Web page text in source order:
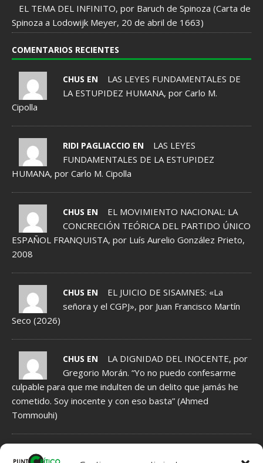
EL TEMA DEL INFINITO, por Baruch de Spinoza (Carta de
Spinoza a Lodowijk Meyer, 20 de abril de 1663)
COMENTARIOS RECIENTES
CHUS EN
LAS LEYES FUNDAMENTALES DE
LA ESTUPIDEZ HUMANA, por Carlo M.
Cipolla
RIDI PAGLIACCIO EN
LAS LEYES
FUNDAMENTALES DE LA ESTUPIDEZ
HUMANA, por Carlo M. Cipolla
CHUS EN
EL MOVIMIENTO NACIONAL: LA
CONCRECIÓN TEÓRICA DEL PARTIDO ÚNICO
ESPAÑOL FRANQUISTA, por Luís Aurelio González Prieto,
2008
CHUS EN
EL JUICIO DE SISAMNES: «La
señora y el CGPJ», por Juan Francisco Martín
Seco (2026)
CHUS EN
LA DIGNIDAD DEL INOCENTE, por
Gregorio Morán. “Yo no puedo confesarme
culpable para que me indulten de un delito que jamás he
cometido. Soy inocente y con eso basta” (Ahmed
Tommouhi)